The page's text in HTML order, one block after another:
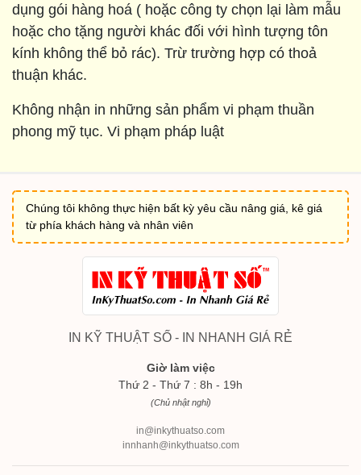
dụng gói hàng hoá ( hoặc công ty chọn lại làm mẫu
hoặc cho tặng người khác đối với hình tượng tôn
kính không thể bỏ rác). Trừ trường hợp có thoả
thuận khác.
Không nhận in những sản phẩm vi phạm thuần
phong mỹ tục. Vi phạm pháp luật
Chúng tôi không thực hiện bất kỳ yêu cầu nâng giá, kê giá
từ phía khách hàng và nhân viên
IN KỸ THUẬT SỐ - IN NHANH GIÁ RẺ
Giờ làm việc
Thứ 2 - Thứ 7 : 8h - 19h
(Chủ nhật nghỉ)
in@inkythuatso.com
innhanh@inkythuatso.com